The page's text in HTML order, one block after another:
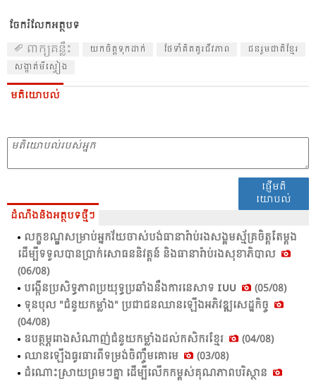
ចែករំលែកអត្ថបទ
ពាក្យគន្លឹះ យក​ចិត្ត​ទុក​ដាក់ ​ថែ​ទាំ​គិត​គូរ​ជីវ​ភាព
​ជន​រួម​ជាតិ​ខ្មែរ
សង្កាត់​មី​ស្វៀង
មតិយោបល់
ផ្ញើមតិ
យោបល់
ដំណឹងនិងអត្ថបទថ្មីៗ
លក្ខ​ខណ្ឌ​សម្រាប់​អ្នក​វ័យ​ចាស់​បង់​ធា​នា​រ៉ាប់​រង​សង្គម​ស្ម័គ្រ​ចិត្ត​តែ​ម្តង
ដើម្បី​ទទួល​បាន​ប្រាក់​សោ​ធន​និវត្តន៍ និង​ធា​នា​រ៉ាប់​រង​សុខា​ភិបាល​
(06/08)
បង្កើន​ប្រ​សិទ្ធ​ភាព​ប្រ​យុទ្ធ​ប្រ​ឆាំង​នឹង​ការ​នេសាទ​ IUU
(05/08)
ទុនបុល "ជំនួយកម្លាំង" ប្រជាជនឈានឡើងអភិវឌ្ឍសេដ្ឋកិច្ច
(04/08)
ឧបត្ថម្ភរោងសំណាញ់ជំនួយកម្លាំងដល់កសិករខ្មែរ
(04/08)
ឈាន​ឡើង​ធូរ​ធារ​ពី​ទម្រង់​ចិញ្ចឹម​គោ​មេ​
(03/08)
ដំ​ណោះ​ស្រាយ​ព្រម​ៗគ្នា​ ដើម្បី​លើក​កម្ពស់​គុណ​ភាព​បរិស្ថាន​